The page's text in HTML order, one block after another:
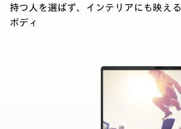
持つ人を選ばず、インテリアにも映える
ボディ